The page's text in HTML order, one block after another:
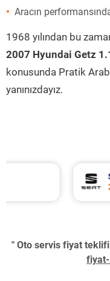
Aracın
1968 yılından bu
2007 Hyundai Getz
konusunda Pratik
yanınızdayız.
Seat
2024
" Oto servis fiyat